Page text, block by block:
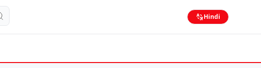
Hindi